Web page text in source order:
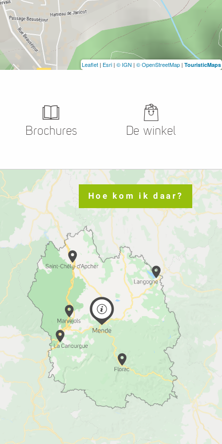
Leaflet | Esri | © IGN | © OpenStreetMap | TouristicMaps
Brochures De winkel
Hoe kom ik daar?